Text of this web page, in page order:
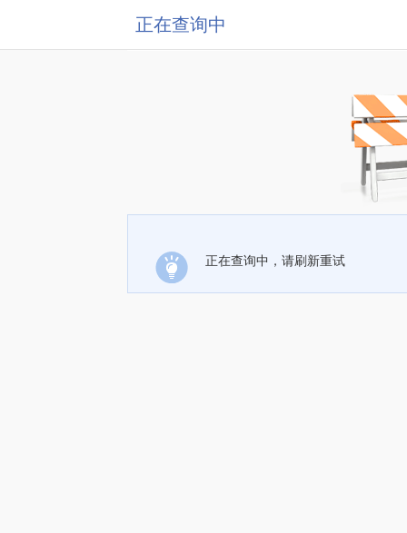
正在查询中
正在查询中，请刷新重试